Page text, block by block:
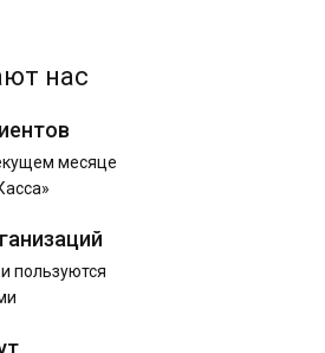
нас
месяце
пользуются